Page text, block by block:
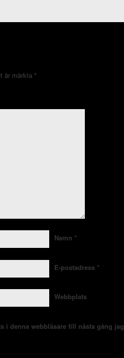
är märkta *
Namn *
E-postadress *
Webbplats
i denna webbläsare till nästa gång jag